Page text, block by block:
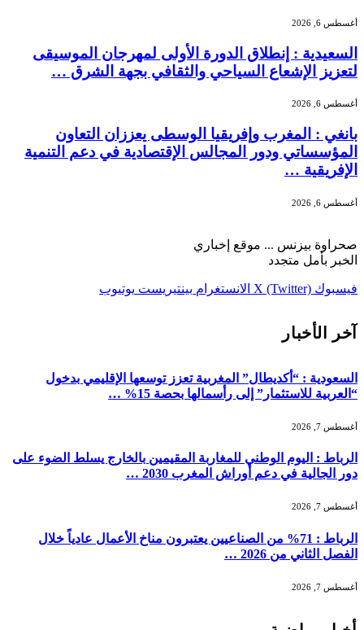
أغسطس 6, 2026
السعيدية : إنطلاق الدورة الأولى لمهرجان الموسيقى
لتعزيز الإشعاع السياحي والثقافي بجهة الشرق …
أغسطس 6, 2026
بانغي : المغرب وإفريقيا الوسطى يعززان التعاون
المؤسساتي ودور المجالس الإقتصادية في دعم التنمية
الإفريقية …
أغسطس 6, 2026
صحراوة بيزنس ... موقع إخباري
الخبر بأمل متجدد
فيسبوك X (Twitter) الانستغرام بينتيريست يوتيوب
آخر الأخبار
السعودية : “أكديطال” المغربية تعزز توسعها الإقليمي بدخول
“العربية للاستثمار” إلى رأسمالها بحصة 15% …
أغسطس 7, 2026
الرباط : اليوم الوطني للمغاربة المقيمين بالخارج يسلط الضوء على
دور الجالية في دعم أوراش المغرب 2030 …
أغسطس 7, 2026
الرباط : 71% من الصناعيين يعتبرون مناخ الأعمال عادياً خلال
الفصل الثاني من 2026 …
أغسطس 7, 2026